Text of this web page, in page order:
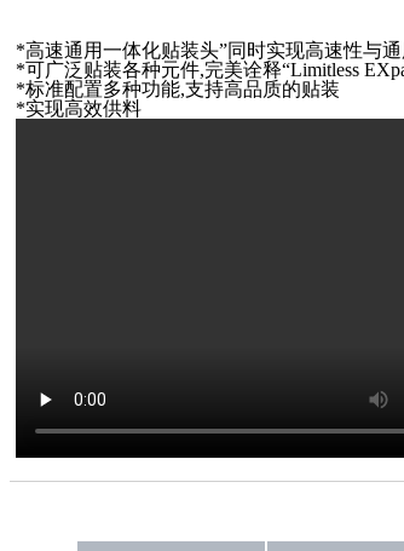
*高速通用一体化贴装头”同时实现高速性与
*可广泛贴装各种元件,完美诠释“Limitless
*标准配置多种功能,支持高品质的贴装
*实现高效供料